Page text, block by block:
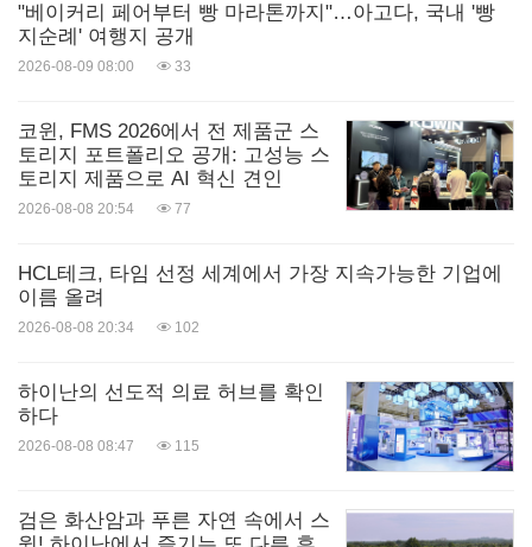
"베이커리 페어부터 빵 마라톤까지"…아고다, 국내 '빵
지순례' 여행지 공개
2026-08-09 08:00 33
코윈, FMS 2026에서 전 제품군 스
토리지 포트폴리오 공개: 고성능 스
토리지 제품으로 AI 혁신 견인
2026-08-08 20:54 77
HCL테크, 타임 선정 세계에서 가장 지속가능한 기업에
이름 올려
2026-08-08 20:34 102
하이난의 선도적 의료 허브를 확인
하다
2026-08-08 08:47 115
검은 화산암과 푸른 자연 속에서 스